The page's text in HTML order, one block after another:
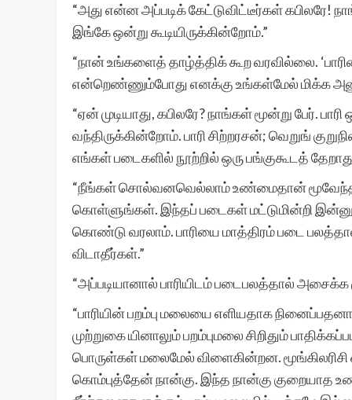
“அது என்ன அப்படிக் கேட்டுவிட்டீர்கள்
இங்கே ஒன்று கூடியிருக்கின்றோம்.”
“நான் உங்களைத் தாழ்த்திக் கூற வரவில்லை.
என்றெண்ணும்போது எனக்கு உங்கள்மேல் மிக்க
“ஏன் முடியாது, கபிலரே? நாங்கள் மூன்று பேர்.
வந்திருக்கின்றோம். பாரி சிற்றரசன்; வெறுங்
எங்கள் படைகளில் நூற்றில் ஒரு பங்குகூடத்
“நீங்கள் சொல்வனவெல்லாம் உண்மைதான்
கொள்ளுங்கள். இந்தப் படைகள் மட்டுமின்றி
கொண்டு வரலாம். பாரியை மாத்திரம் படை
விடாதீர்கள்.”
“அப்படியானால் பாரியிடம் படைபலத்தால்
“பாரியின் பறம்பு மலையை எளியதாக
முற்றுகை யினாலும் பறம்புமலை சிறிதும்
பொருள்கள் மலைமேல் விளைகின்றன.
கொம்புத்தேன் நான்கு. இந்த நான்கு குறையாத